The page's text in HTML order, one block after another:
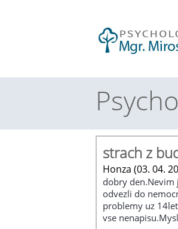
strach z
Honza (03. 04.
dobry den.Nevim
odvezli do
problemy uz
vse